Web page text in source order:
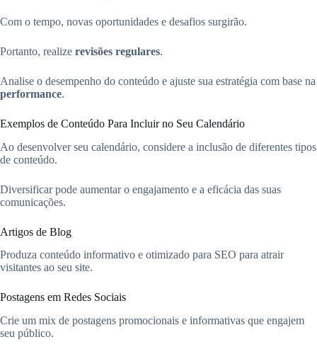
Com o tempo, novas oportunidades e desafios surgirão.
Portanto, realize revisões regulares.
Analise o desempenho do conteúdo e ajuste sua estratégia com base na
performance.
Exemplos de Conteúdo Para Incluir no Seu Calendário
Ao desenvolver seu calendário, considere a inclusão de diferentes tipos
de conteúdo.
Diversificar pode aumentar o engajamento e a eficácia das suas
comunicações.
Artigos de Blog
Produza conteúdo informativo e otimizado para SEO para atrair
visitantes ao seu site.
Postagens em Redes Sociais
Crie um mix de postagens promocionais e informativas que engajem
seu público.